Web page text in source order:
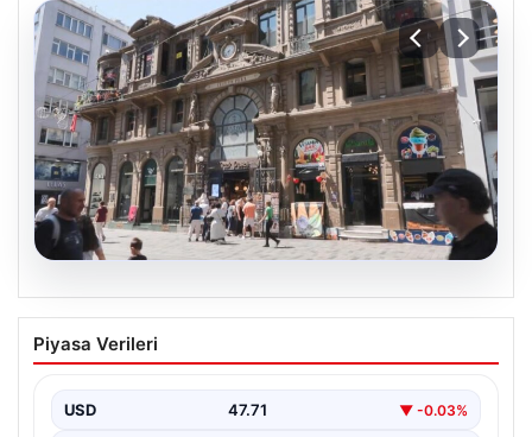
08.08.2026
Çiçek Pasajı’nda tartışma yaratan
görüntü
Tartışma Yarattı", "content": "İstanbul’un tarihi
dokusunu yansıtan ve…
Piyasa Verileri
USD 47.71 ▼ -0.03%